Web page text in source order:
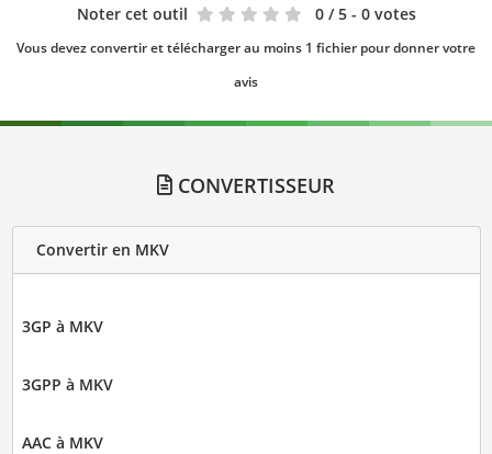
Noter cet outil 0 / 5 - 0 votes
Vous devez convertir et télécharger au moins 1 fichier pour donner votre
avis
CONVERTISSEUR
Convertir en MKV
3GP à MKV
3GPP à MKV
AAC à MKV